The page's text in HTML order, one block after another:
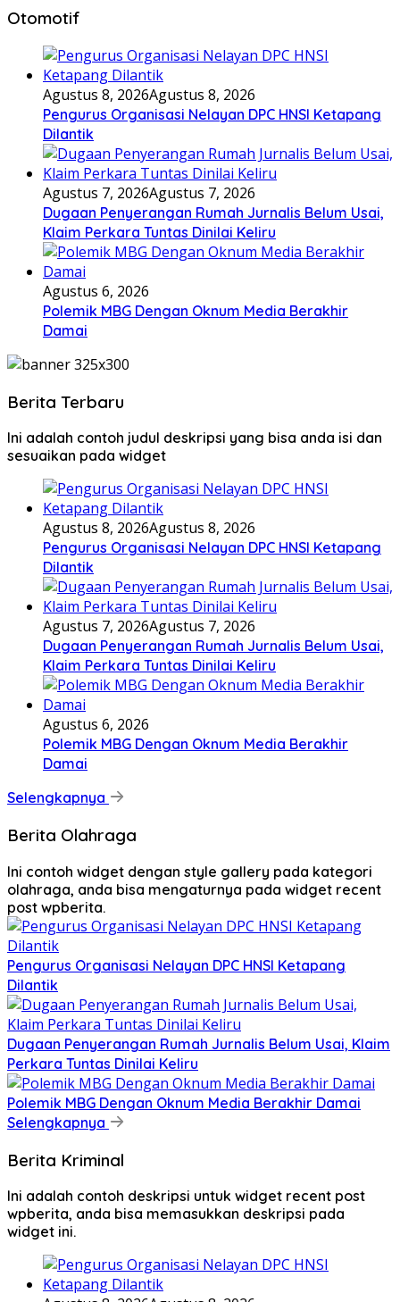
Otomotif
Agustus 8, 2026Agustus 8, 2026
Pengurus Organisasi Nelayan DPC HNSI Ketapang
Dilantik
Agustus 7, 2026Agustus 7, 2026
Dugaan Penyerangan Rumah Jurnalis Belum Usai,
Klaim Perkara Tuntas Dinilai Keliru
Agustus 6, 2026
Polemik MBG Dengan Oknum Media Berakhir
Damai
Berita Terbaru
Ini adalah contoh judul deskripsi yang bisa anda isi dan
sesuaikan pada widget
Agustus 8, 2026Agustus 8, 2026
Pengurus Organisasi Nelayan DPC HNSI Ketapang
Dilantik
Agustus 7, 2026Agustus 7, 2026
Dugaan Penyerangan Rumah Jurnalis Belum Usai,
Klaim Perkara Tuntas Dinilai Keliru
Agustus 6, 2026
Polemik MBG Dengan Oknum Media Berakhir
Damai
Selengkapnya
Berita Olahraga
Ini contoh widget dengan style gallery pada kategori
olahraga, anda bisa mengaturnya pada widget recent
post wpberita.
Pengurus Organisasi Nelayan DPC HNSI Ketapang
Dilantik
Dugaan Penyerangan Rumah Jurnalis Belum Usai, Klaim
Perkara Tuntas Dinilai Keliru
Polemik MBG Dengan Oknum Media Berakhir Damai
Selengkapnya
Berita Kriminal
Ini adalah contoh deskripsi untuk widget recent post
wpberita, anda bisa memasukkan deskripsi pada
widget ini.